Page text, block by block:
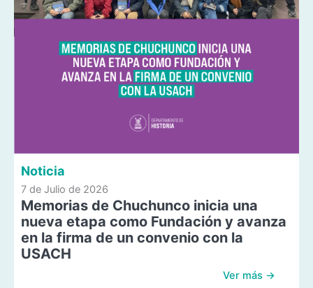
Noticia
7 de Julio de 2026
Memorias de Chuchunco inicia una
nueva etapa como Fundación y avanza
en la firma de un convenio con la
USACH
Ver más →